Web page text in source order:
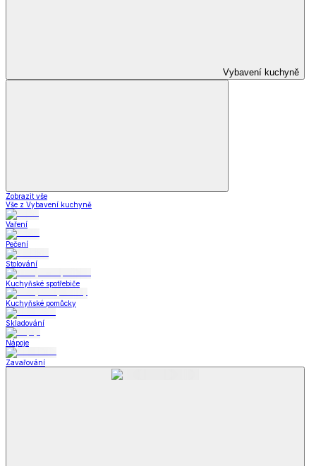
Vybavení kuchyně
Zobrazit vše
Vše z Vybavení kuchyně
Vaření
Pečení
Stolování
Kuchyňské spotřebiče
Kuchyňské pomůcky
Skladování
Nápoje
Zavařování